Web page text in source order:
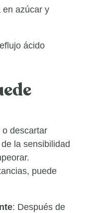
en azúcar y
ácido
o descartar
la sensibilidad
puede
: Después de